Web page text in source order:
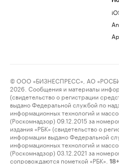
© ООО «БИЗНЕСПРЕСС», АО
2026. Сообщения и материалы
(свидетельство о регистрации
выдано Федеральной службой по
информационных технологий и
(Роскомнадзор) 09.12.2015 за
издания «РБК» (свидетельство о
информации выдано Федеральной
информационных технологий и
(Роскомнадзор) 03.12.2021 за
сопровождаются пометкой «РБК».
18+